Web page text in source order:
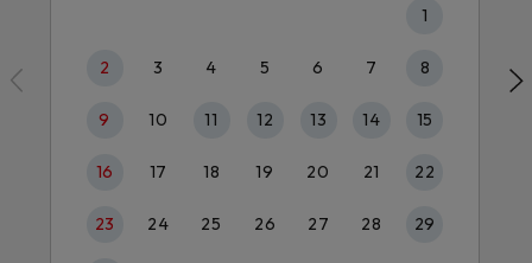
1
2 3 4 5 6 7 8
9 10 11 12 13 14 15
16 17 18 19 20 21 22
23 24 25 26 27 28 29